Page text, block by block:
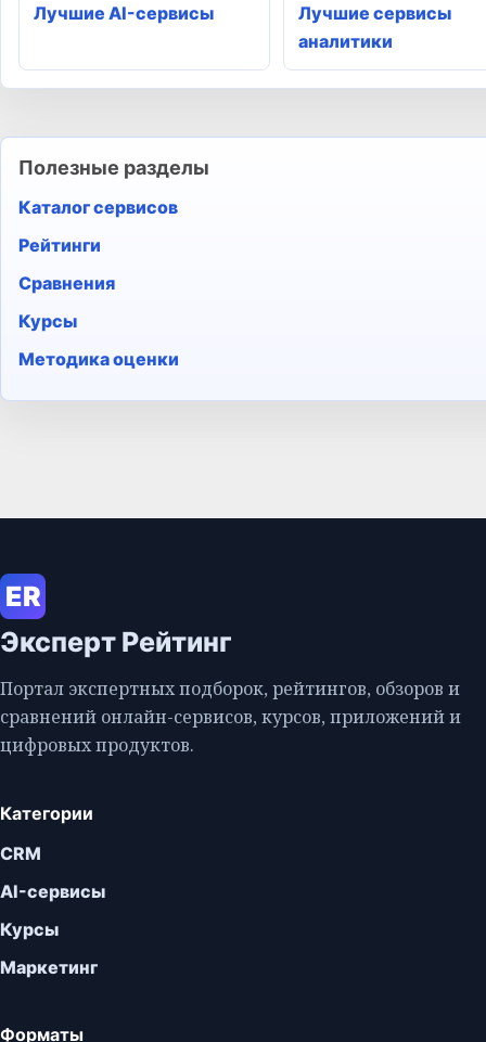
Лучшие AI-сервисы
Лучшие сервисы
аналитики
Полезные разделы
Каталог сервисов
Рейтинги
Сравнения
Курсы
Методика оценки
ER
Эксперт Рейтинг
Портал экспертных подборок, рейтингов, обзоров и
сравнений онлайн-сервисов, курсов, приложений и
цифровых продуктов.
Категории
CRM
AI-сервисы
Курсы
Маркетинг
Форматы